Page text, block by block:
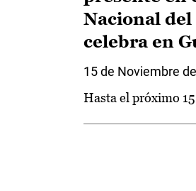
Nacional del
celebra en
15 de Noviembre
Hasta el próximo